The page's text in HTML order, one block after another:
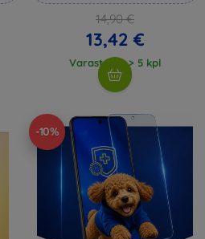
14,90 €
13,42 €
Varastossa > 5 kpl
-10%